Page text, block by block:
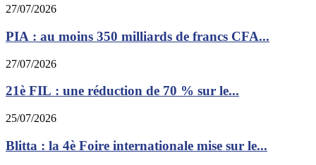
27/07/2026
PIA : au moins 350 milliards de francs CFA...
27/07/2026
21è FIL : une réduction de 70 % sur le...
25/07/2026
Blitta : la 4è Foire internationale mise sur le...